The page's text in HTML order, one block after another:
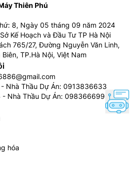
Thiên Phú
8, Ngày 05 tháng 09 năm 2024
Kế Hoạch và Đầu Tư TP Hà Nội
765/27, Đường Nguyễn Văn Linh,
TP.Hà Nội, Việt Nam
- Nhà Thầu Dự Án: 0913836633
- Nhà Thầu Dự Án: 0983666996
hóa